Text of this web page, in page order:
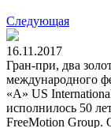
Следующая
16.11.2017
Гран-при, два
международного
«А» US
исполнилось 50
FreeMotion Group.